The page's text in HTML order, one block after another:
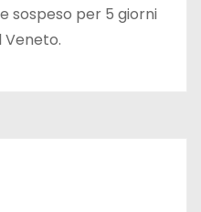
sospeso per 5 giorni
Veneto.